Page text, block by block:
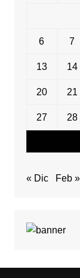
6 7
13 14
20 21
27 28
« Dic Feb »